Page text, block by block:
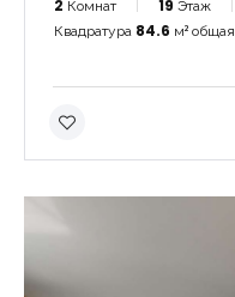
2 Комнат 19 Этаж
Квадратура 84.6 м² общая